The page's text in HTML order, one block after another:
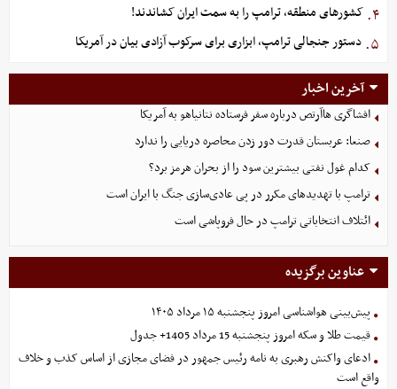
۴. کشورهای منطقه، ترامپ را به سمت ایران کشاندند!
۵. دستور جنجالی ترامپ، ابزاری برای سرکوب آزادی بیان در آمریکا
آخرین اخبار
افشاگری هاآرتص درباره سفر فرستاده نتانیاهو به آمریکا
صنعا: عربستان قدرت دور زدن محاصره دریایی را ندارد
کدام غول نفتی بیشترین سود را از بحران هرمز برد؟
ترامپ با تهدیدهای مکرر در پی عادی‌سازی جنگ با ایران است
ائتلاف انتخاباتی ترامپ در حال فروپاشی است
عناوین برگزیده
پیش‌بینی هواشناسی امروز پنجشنبه ۱۵ مرداد ۱۴۰۵
قیمت طلا و سکه امروز پنجشنبه 15 مرداد 1405+ جدول
ادعای واکنش رهبری به نامه رئیس جمهور در فضای مجازی از اساس کذب و خلاف
واقع است